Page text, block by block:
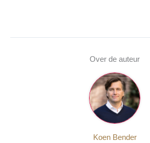
Over de auteur
Koen Bender